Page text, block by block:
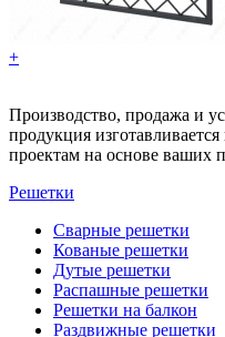
+
Производство, продажа и
продукция
проектам на основе ваших
Решетки
Сварные решетки
Кованые решетки
Дутые решетки
Распашные решетки
Решетки на балкон
Раздвижные решетки